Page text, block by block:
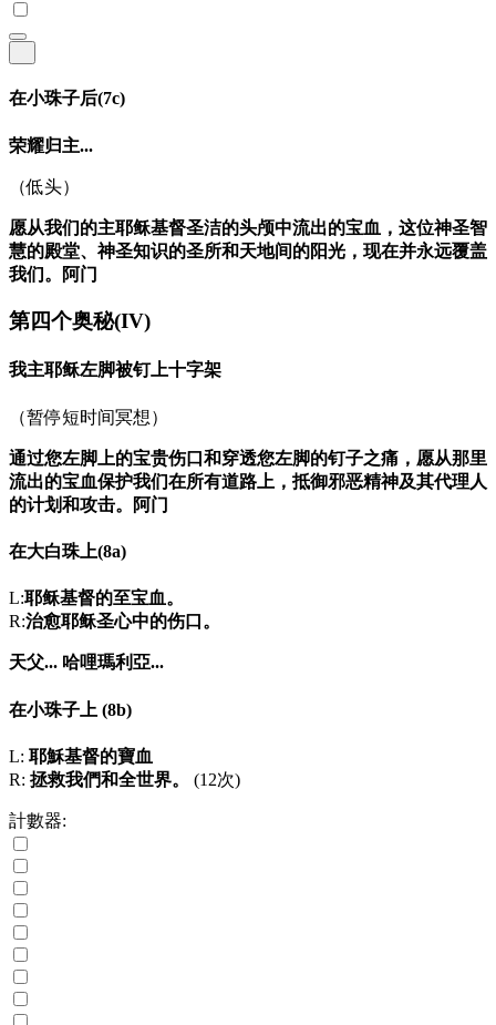
在小珠子后(7c)
荣耀归主...
（低头）
愿从我们的主耶稣基督圣洁的头颅中流出的宝血，这位神圣智
慧的殿堂、神圣知识的圣所和天地间的阳光，现在并永远覆盖
我们。阿门
第四个奥秘(IV)
我主耶稣左脚被钉上十字架
（暂停短时间冥想）
通过您左脚上的宝贵伤口和穿透您左脚的钉子之痛，愿从那里
流出的宝血保护我们在所有道路上，抵御邪恶精神及其代理人
的计划和攻击。阿门
在大白珠上(8a)
L:耶稣基督的至宝血。
R:治愈耶稣圣心中的伤口。
天父... 哈哩瑪利亞...
在小珠子上 (8b)
L: 耶穌基督的寶血
R: 拯救我們和全世界。 (12次)
計數器: